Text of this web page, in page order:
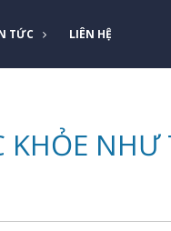
TỨC LIÊN HỆ
NHƯ